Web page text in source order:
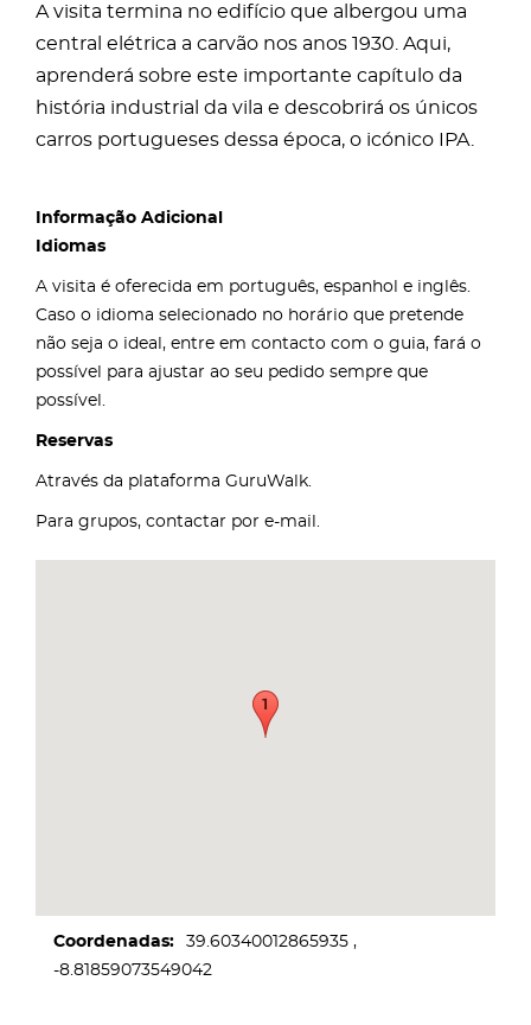
A visita termina no edifício que albergou uma
central elétrica a carvão nos anos 1930. Aqui,
aprenderá sobre este importante capítulo da
história industrial da vila e descobrirá os únicos
carros portugueses dessa época, o icónico IPA.
Informação Adicional
Idiomas
A visita é oferecida em português, espanhol e inglês.
Caso o idioma selecionado no horário que pretende
não seja o ideal, entre em contacto com o guia, fará o
possível para ajustar ao seu pedido sempre que
possível.
Reservas
Através da plataforma GuruWalk.
Para grupos, contactar por e-mail.
Coordenadas
39.60340012865935
-8.81859073549042